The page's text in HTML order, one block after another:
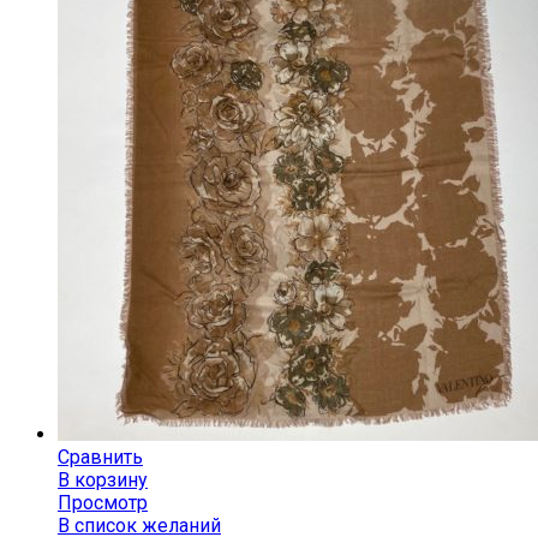
Сравнить
В корзину
Просмотр
В список желаний